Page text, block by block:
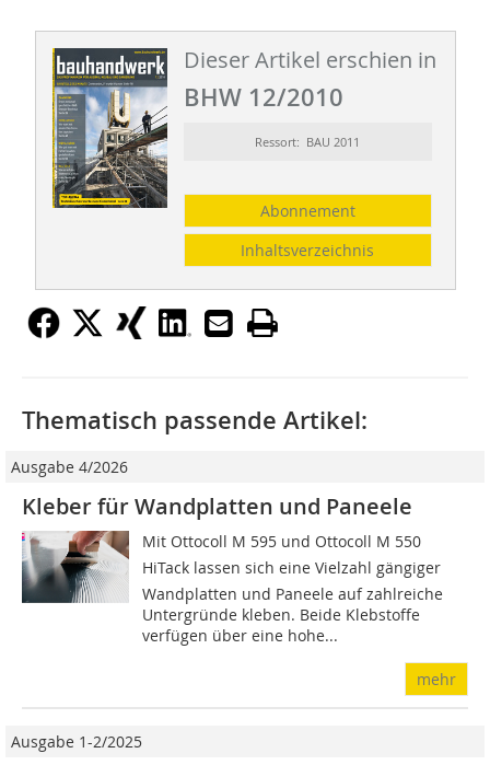
Dieser Artikel erschien in
BHW 12/2010
Ressort: BAU 2011
Abonnement
Inhaltsverzeichnis
Thematisch passende Artikel:
Ausgabe 4/2026
Kleber für Wandplatten und Paneele
Mit Ottocoll M 595 und Ottocoll M 550
HiTack lassen sich eine Vielzahl gängiger
Wandplatten und Paneele auf zahlreiche
Untergründe kleben. Beide Klebstoffe
verfügen über eine hohe...
mehr
Ausgabe 1-2/2025